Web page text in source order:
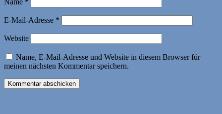
Name *
E-Mail-Adresse *
Website
Name, E-Mail-Adresse und Website in diesem Browser für
meinen nächsten Kommentar speichern.